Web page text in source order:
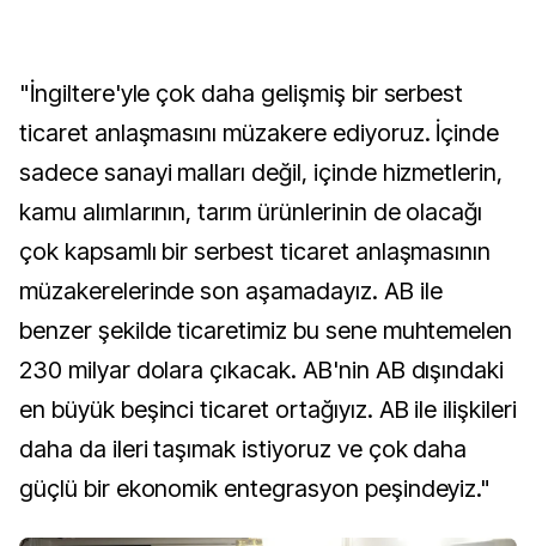
"İngiltere'yle çok daha gelişmiş bir serbest
ticaret anlaşmasını müzakere ediyoruz. İçinde
sadece sanayi malları değil, içinde hizmetlerin,
kamu alımlarının, tarım ürünlerinin de olacağı
çok kapsamlı bir serbest ticaret anlaşmasının
müzakerelerinde son aşamadayız. AB ile
benzer şekilde ticaretimiz bu sene muhtemelen
230 milyar dolara çıkacak. AB'nin AB dışındaki
en büyük beşinci ticaret ortağıyız. AB ile ilişkileri
daha da ileri taşımak istiyoruz ve çok daha
güçlü bir ekonomik entegrasyon peşindeyiz."